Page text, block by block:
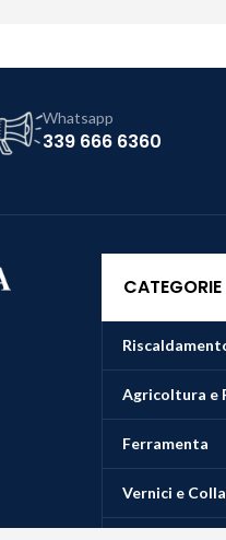
Whatsapp
339 666 6360
Agricoltura e
Ferramenta
Vernici e